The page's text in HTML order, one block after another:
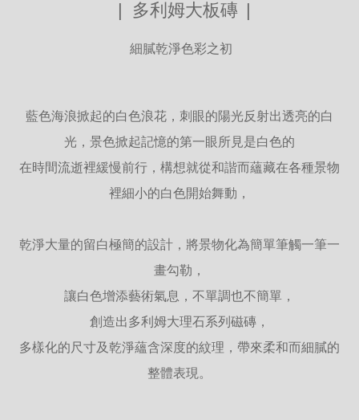
多利姆大板磚
細膩乾淨色彩之初
藍色海浪掀起的白色浪花，刺眼的陽光反射出透亮的白
光，景色掀起記憶的第一眼所見是白色的
在時間流逝裡緩慢前行，構想就從和諧而蘊藏在各種景物
裡細小的白色開始舞動，
乾淨大量的留白極簡的設計，將景物化為簡單筆觸一筆一
畫勾勒，
讓白色增添藝術氣息，不單調也不簡單，
創造出多利姆大理石系列磁磚，
多樣化的尺寸及乾淨蘊含深度的紋理，帶來柔和而細膩的
整體表現。